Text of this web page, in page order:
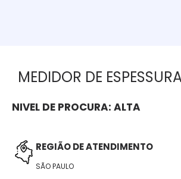
MEDIDOR DE
NIVEL DE PROCURA: ALTA
REGIÃO DE ATENDIMENTO
SÃO PAULO